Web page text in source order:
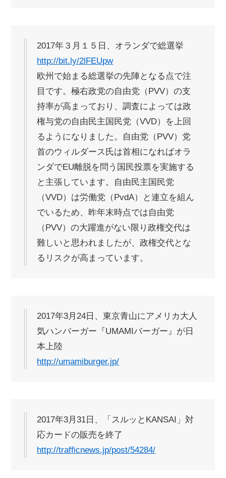
2017年３月１５日、オランダで総選挙
http://bit.ly/2lFEUpw
欧州で始まる総選挙の先陣となる点で注
目です。極右政党の自由党（PVV）の支
持率が高まっており、調査によっては政
権与党の自由民主国民党（VVD）を上回
るようになりました。自由党（PVV）党
首のウィルダース氏は首相になればオラ
ンダでEU離脱を問う国民投票を実施する
と主張しています。自由民主国民党
（VVD）は労働党（PvdA）と連立を組ん
でいるため、昨年末時点では自由党
（PVV）の大躍進がない限り政権交代は
難しいと思われましたが、政権交代とな
るリスクが高まっています。
2017年3月24日、東京青山にアメリカ大人
気ハンバーガー『UMAMIバーガー』が日
本上陸
http://umamiburger.jp/
2017年3月31日、「スルッとKANSAI」対
応カードの販売を終了
http://trafficnews.jp/post/54284/